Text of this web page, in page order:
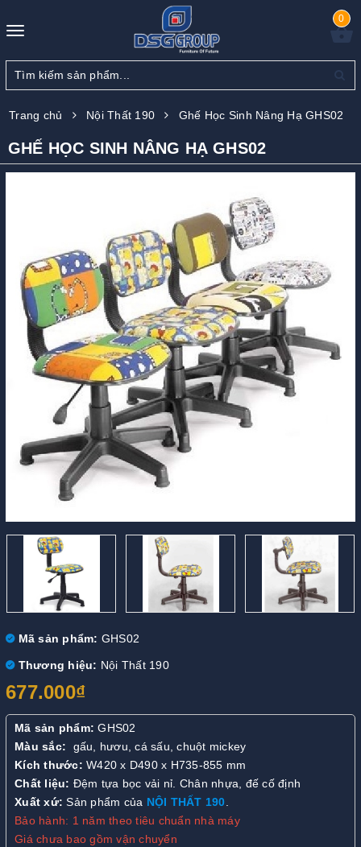
Toggle
0
Trang chủ Nội Thất 190 Ghế Học Sinh Nâng Hạ GHS02
GHẾ HỌC SINH NÂNG HẠ GHS02
Mã sản phẩm: GHS02
Thương hiệu: Nội Thất 190
677.000₫
Mã sản phẩm: GHS02
Màu sắc: gấu, hươu, cá sấu, chuột mickey
Kích thước: W420 x D490 x H735-855 mm
Chất liệu: Đệm tựa bọc vải nỉ. Chân nhựa, đế cố định
Xuất xứ: Sản phẩm của NỘI THẤT 190.
Bảo hành: 1 năm theo tiêu chuẩn nhà máy
Giá chưa bao gồm vận chuyển